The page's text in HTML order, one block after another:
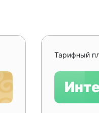
Тарифный